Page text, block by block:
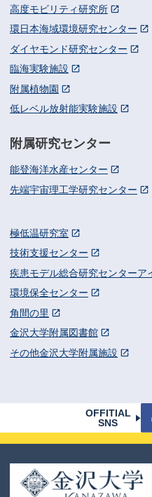
高度モビリティ研究所
環日本海域環境研究センター
ダイヤモンド研究センター
臨海実験施設
附属植物園
低レベル放射能実験施設
附属研究センター
能登海洋水産センター
先端宇宙理工学研究センター
極低温研究室
技術支援センター
疾患モデル総合研究センターア
環境保全センター
角間の里
金沢大学附属図書館
その他金沢大学附属施設
OFFITIAL
SNS